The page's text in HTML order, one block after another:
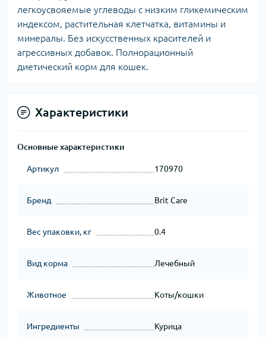
легкоусвояемые углеводы с низким гликемическим
индексом, растительная клетчатка, витамины и
минералы. Без искусственных красителей и
агрессивных добавок. Полнорационный
диетический корм для кошек.
Характеристики
Основные характеристики
Артикул 170970
Бренд Brit Care
Вес упаковки, кг 0.4
Вид корма Лечебный
Животное Коты/кошки
Ингредиенты Курица